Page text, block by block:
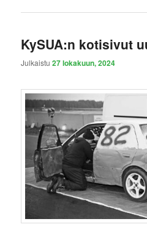
KySUA:n kotisivut
Julkaistu27 lokakuun, 2024